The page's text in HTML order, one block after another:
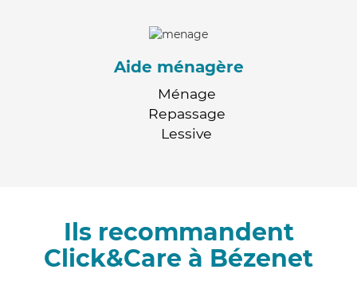
Aide ménagère
Ménage
Repassage
Lessive
Ils recommandent
Click&Care à Bézenet